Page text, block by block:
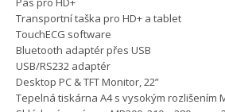
Transportní taška pro HD+ a tablet
TouchECG software
Bluetooth adaptér přes USB
USB/RS232 adaptér
Desktop PC & TFT Monitor, 22”
Tepelná tiskárna A4 s vysokým rozlišením